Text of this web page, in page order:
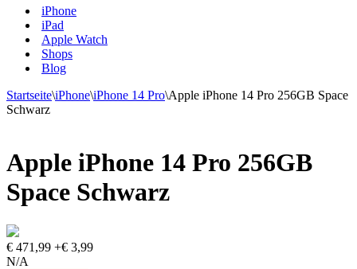
iPhone
iPad
Apple Watch
Shops
Blog
Startseite\iPhone\iPhone 14 Pro\Apple iPhone 14 Pro 256GB Space
Schwarz
Apple iPhone 14 Pro 256GB
Space Schwarz
€ 471,99 +€ 3,99
N/A